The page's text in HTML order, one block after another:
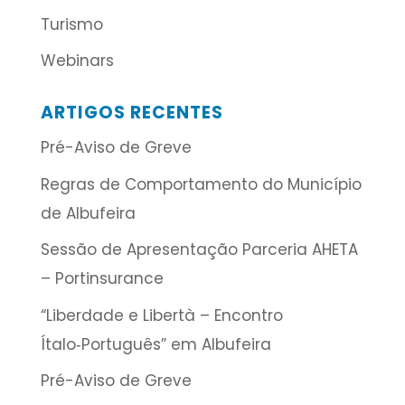
Turismo
Webinars
ARTIGOS RECENTES
Pré-Aviso de Greve
Regras de Comportamento do Município
de Albufeira
Sessão de Apresentação Parceria AHETA
– Portinsurance
“Liberdade e Libertà – Encontro
Ítalo‑Português” em Albufeira
Pré-Aviso de Greve